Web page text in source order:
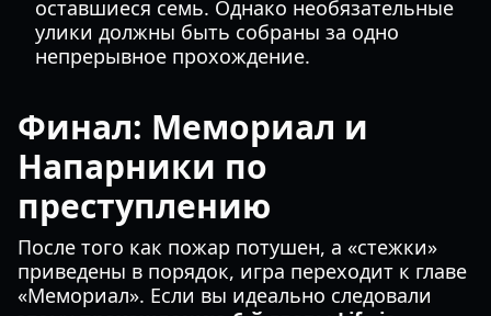
оставшиеся семь. Однако необязательные
улики должны быть собраны за одно
непрерывное прохождение.
Финал: Мемориал и
Напарники по
преступлению
После того как пожар потушен, а «стежки»
приведены в порядок, игра переходит к главе
«Мемориал». Если вы идеально следовали